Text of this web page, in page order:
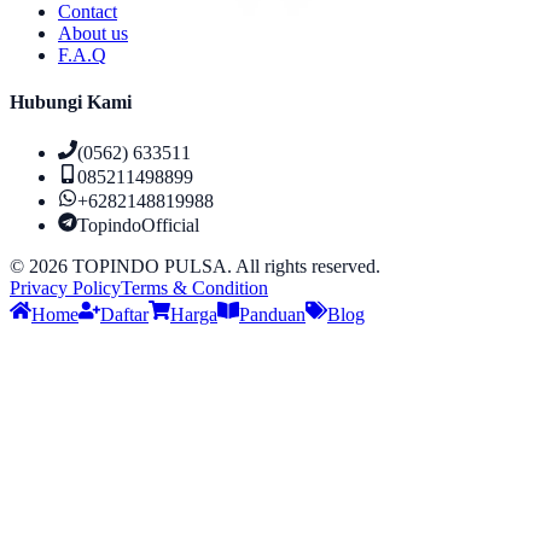
Contact
About us
F.A.Q
Hubungi Kami
(0562) 633511
085211498899
+6282148819988
TopindoOfficial
© 2026 TOPINDO PULSA. All rights reserved.
Privacy PolicyTerms & Condition
Home
Daftar Harga Panduan Blog